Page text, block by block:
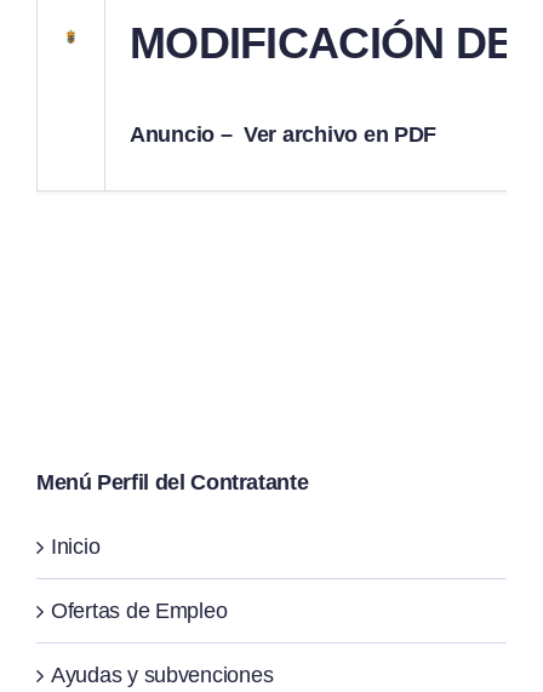
MODIFICACIÓN DE
Anuncio –Ver archivo en PDF
Menú Perfil del Contratante
Inicio
Ofertas de Empleo
Ayudas y subvenciones